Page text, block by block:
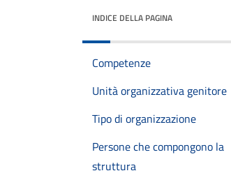
INDICE DELLA PAGINA
Competenze
Unità organizzativa genitore
Tipo di organizzazione
Persone che compongono la
struttura